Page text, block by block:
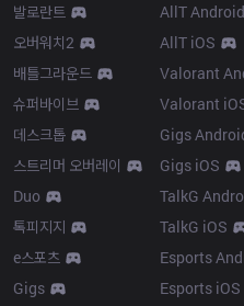
발로란트
오버워치2
배틀그라운드
슈퍼바이브
데스크톱
스트리머 오버레이
Duo
톡피지지
e스포츠
Gigs
AllT Android
AllT iOS
Valorant
Valorant
Gigs
Gigs iOS
TalkG
TalkG iOS
Esports
Esports iOS